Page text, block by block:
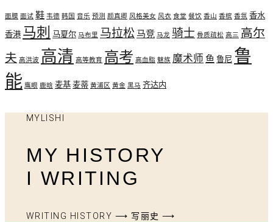
面膜 面试 鞋 韦德 韩国 音乐 预测 颜真卿 风格美女 风衣 食堂 餐饮 香山 香槟 香氛 香水
香港 马刺 马夏尔 马布里 马拉松 马竞 马龙 骑士 骨质疏松 高三 高尔
夫 高洪波 高清 高等教育 高考 高血脂 魅族 魔术师 鱼 鲁尼 鲁
能 鹰眼 鹿晗 麦基麦蒂 黄浦区 黄金 黑马 齐达内
MYLISHI
MY HISTORY
I WRITING
WRITING HISTORY ⟶ 写丽史 ⟶